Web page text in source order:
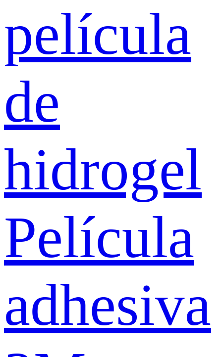
película
de
hidrogel
Película
adhesiva